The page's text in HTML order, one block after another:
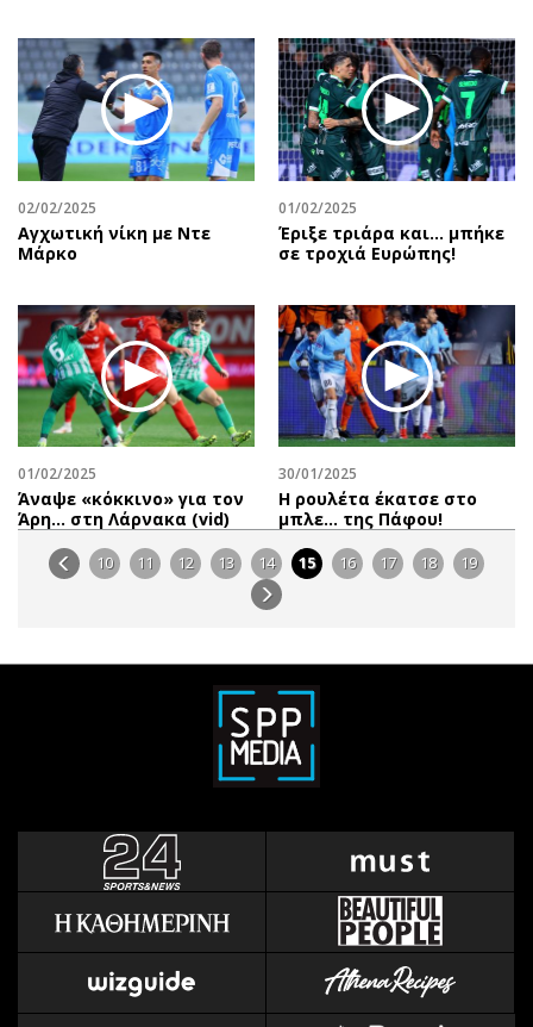
02/02/2025
Αγχωτική νίκη με Ντε
Μάρκο
01/02/2025
Έριξε τριάρα και… μπήκε
σε τροχιά Ευρώπης!
01/02/2025
Άναψε «κόκκινο» για τον
Άρη… στη Λάρνακα (vid)
30/01/2025
Η ρουλέτα έκατσε στο
μπλε… της Πάφου!
10 11 12 13 14 15 16 17 18 19